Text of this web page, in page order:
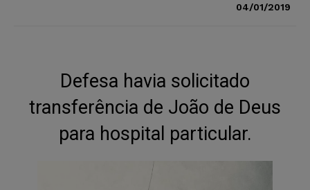
04/01/2019
Defesa havia solicitado
transferência de João de Deus
para hospital particular.